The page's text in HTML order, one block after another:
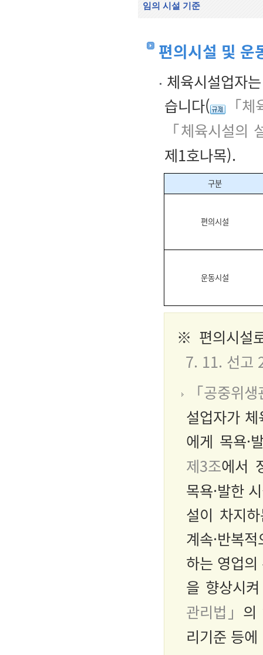
임의 시설 기준
편의시설 및 운
체육시설업자
습니다(
「
「체육시설의
제1호나목).
구분
편의시설
운동시설
※ 편의시설
7. 11. 선고
「공중위
설업자가
에게 목욕·
제3조에서
목욕·발한
설이 차지
계속·반복
하는 영업
을 향상시
관리법」 의
리기준 등